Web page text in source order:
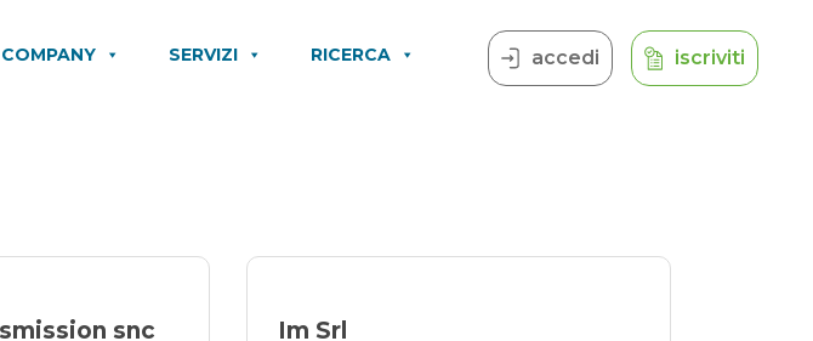
COMPANY SERVIZI RICERCA accedi iscriviti
snc Im Srl